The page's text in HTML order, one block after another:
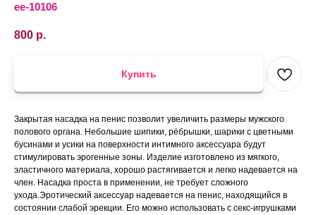
ee-10106
800 р.
Купить
Закрытая насадка на пенис позволит увеличить размеры мужского
полового органа. Небольшие шипики, рёбрышки, шарики с цветными
бусинами и усики на поверхности интимного аксессуара будут
стимулировать эрогенные зоны. Изделие изготовлено из мягкого,
эластичного материала, хорошо растягивается и легко надевается на
член. Насадка проста в применении, не требует сложного
ухода.Эротический аксессуар надевается на пенис, находящийся в
состоянии слабой эрекции. Его можно использовать с секс-игрушками